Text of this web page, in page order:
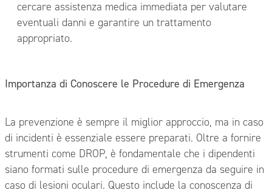
cercare assistenza medica immediata per valutare
eventuali danni e garantire un trattamento
appropriato.
Importanza di Conoscere le Procedure di Emergenza
La prevenzione è sempre il miglior approccio, ma in caso
di incidenti è essenziale essere preparati. Oltre a fornire
strumenti come DROP, è fondamentale che i dipendenti
siano formati sulle procedure di emergenza da seguire in
caso di lesioni oculari. Questo include la conoscenza di